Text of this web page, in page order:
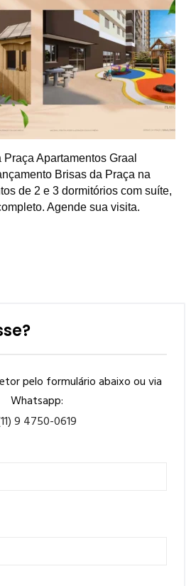
Apartamentos Graal
Brisas da Praça na
de 2 e 3 dormitórios com suíte,
Agende sua visita.
pelo formulário abaixo ou via
Whatsapp:
9 4750-0619